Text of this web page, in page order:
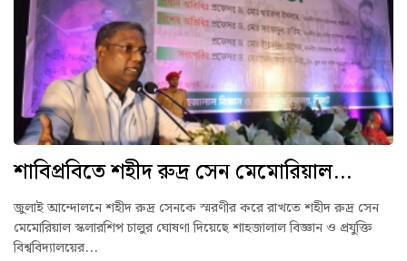
শাবিপ্রবিতে শহীদ রুদ্র সেন মেমোরিয়াল...
জুলাই আন্দোলনে শহীদ রুদ্র সেনকে স্মরণীর করে রাখতে শহীদ রুদ্র সেন
মেমোরিয়াল স্কলারশিপ চালুর ঘোষণা দিয়েছে শাহজালাল বিজ্ঞান ও প্রযুক্তি
বিশ্ববিদ্যালয়ের...